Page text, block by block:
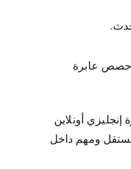
حصص عابرة
أونلاين
ومهم داخل